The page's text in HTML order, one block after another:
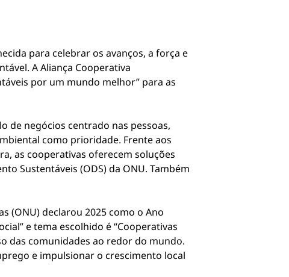
para celebrar os avanços, a força e
A Aliança Cooperativa
por um mundo melhor” para as
de negócios centrado nas pessoas,
como prioridade. Frente aos
as cooperativas oferecem soluções
Sustentáveis (ODS) da ONU. Também
(ONU) declarou 2025 como o Ano
e tema escolhido é “Cooperativas
das comunidades ao redor do mundo.
e impulsionar o crescimento local